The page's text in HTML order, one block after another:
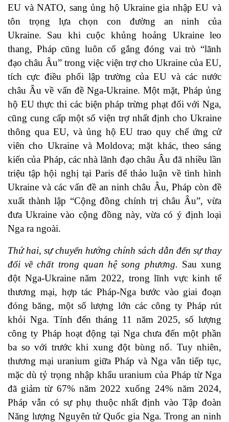
EU và NATO, sang ủng hộ Ukraine gia nhập EU và
tôn trọng lựa chọn con đường an ninh của
Ukraine. Sau khi cuộc khủng hoảng Ukraine leo
thang, Pháp cũng luôn cố gắng đóng vai trò “lãnh
đạo châu Âu” trong việc viện trợ cho Ukraine của EU,
tích cực điều phối lập trường của EU và các nước
châu Âu về vấn đề Nga-Ukraine. Một mặt, Pháp ủng
hộ EU thực thi các biện pháp trừng phạt đối với Nga,
cũng cung cấp một số viện trợ nhất định cho Ukraine
thông qua EU, và ủng hộ EU trao quy chế ứng cử
viên cho Ukraine và Moldova; mặt khác, theo sáng
kiến của Pháp, các nhà lãnh đạo châu Âu đã nhiều lần
triệu tập hội nghị tại Paris để thảo luận về tình hình
Ukraine và các vấn đề an ninh châu Âu, Pháp còn đề
xuất thành lập “Cộng đồng chính trị châu Âu”, vừa
đưa Ukraine vào cộng đồng này, vừa có ý định loại
Nga ra ngoài.
Thứ hai, sự chuyển hướng chính sách dẫn đến sự thay
đổi về chất trong quan hệ song phương. Sau xung
đột Nga-Ukraine năm 2022, trong lĩnh vực kinh tế
thương mại, hợp tác Pháp-Nga bước vào giai đoạn
đóng băng, một số lượng lớn các công ty Pháp rút
khỏi Nga. Tính đến tháng 11 năm 2025, số lượng
công ty Pháp hoạt động tại Nga chưa đến một phần
ba so với trước khi xung đột bùng nổ. Tuy nhiên,
thương mại uranium giữa Pháp và Nga vẫn tiếp tục,
mặc dù tỷ trọng nhập khẩu uranium của Pháp từ Nga
đã giảm từ 67% năm 2022 xuống 24% năm 2024,
Pháp vẫn có sự phụ thuộc nhất định vào Tập đoàn
Năng lượng Nguyên tử Quốc gia Nga. Trong an ninh